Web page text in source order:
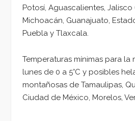
Potosí, Aguascalientes, Jalisco
Michoacán, Guanajuato,
Puebla y Tlaxcala.
Temperaturas mínimas para la
lunes de 0 a 5°C y posibles
montañosas de Tamaulipas,
Ciudad de México, Morelos,